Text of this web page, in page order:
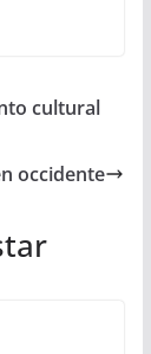
cultural
occidente